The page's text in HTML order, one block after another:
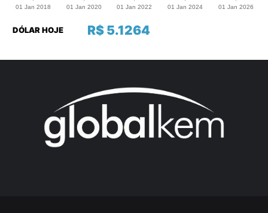
R$ 5.1264
DÓLAR HOJE